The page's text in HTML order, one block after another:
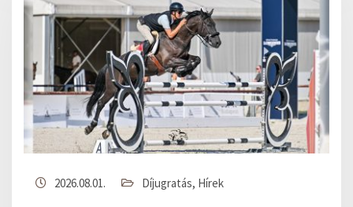
2026.08.01. Díjugratás, Hírek